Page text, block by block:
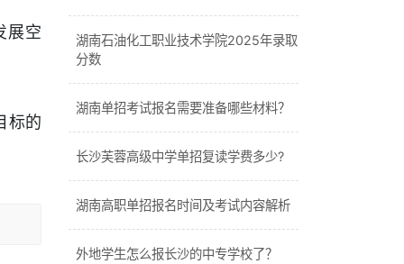
展空
标的
湖南石油化工职业技术学院2025年录取
分数
湖南单招考试报名需要准备哪些材料？
长沙芙蓉高级中学单招复读学费多少?
湖南高职单招报名时间及考试内容解析
外地学生怎么报长沙的中专学校了？